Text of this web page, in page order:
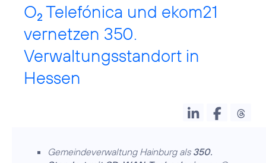
O2 Telefónica und ekom21
vernetzen 350.
Verwaltungsstandort in
Hessen
Gemeindeverwaltung Hainburg als 350.